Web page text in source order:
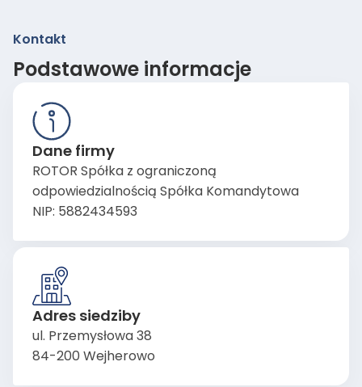
Kontakt
Podstawowe informacje
Dane firmy
ROTOR Spółka z ograniczoną
odpowiedzialnością Spółka Komandytowa
NIP: 5882434593
Adres siedziby
ul. Przemysłowa 38
84-200 Wejherowo